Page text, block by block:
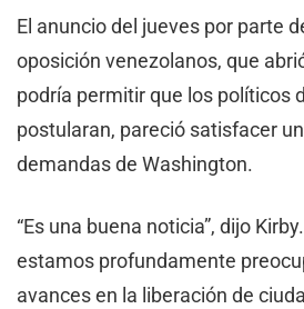
El anuncio del jueves por parte
oposición venezolanos, que
podría permitir que los políticos
postularan, pareció satisfacer
demandas de Washington.
“Es una buena noticia”, dijo
estamos profundamente
avances en la liberación de